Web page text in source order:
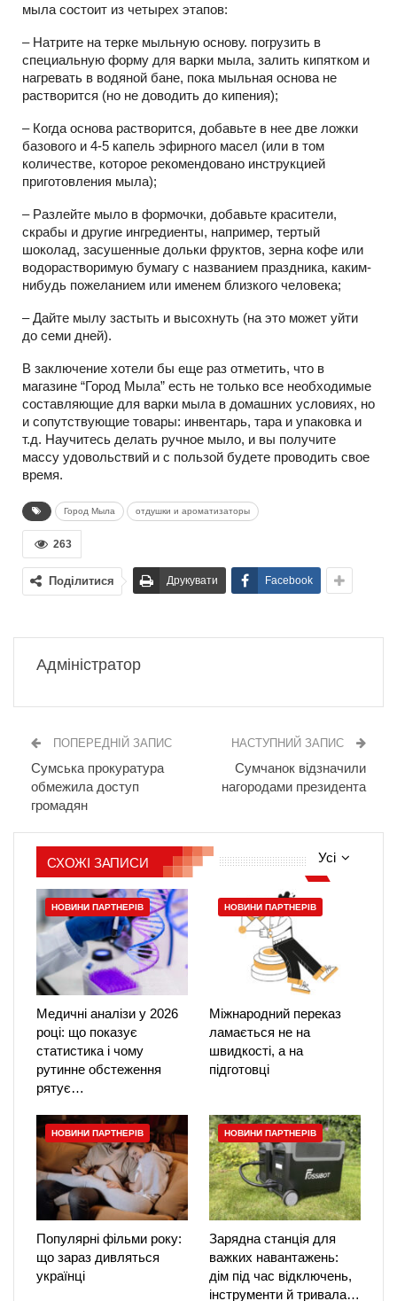
мыла состоит из четырех этапов:
– Натрите на терке мыльную основу. погрузить в
специальную форму для варки мыла, залить кипятком и
нагревать в водяной бане, пока мыльная основа не
растворится (но не доводить до кипения);
– Когда основа растворится, добавьте в нее две ложки
базового и 4-5 капель эфирного масел (или в том
количестве, которое рекомендовано инструкцией
приготовления мыла);
– Разлейте мыло в формочки, добавьте красители,
скрабы и другие ингредиенты, например, тертый
шоколад, засушенные дольки фруктов, зерна кофе или
водорастворимую бумагу с названием праздника, каким-
нибудь пожеланием или именем близкого человека;
– Дайте мылу застыть и высохнуть (на это может уйти
до семи дней).
В заключение хотели бы еще раз отметить, что в
магазине “Город Мыла” есть не только все необходимые
составляющие для варки мыла в домашних условиях, но
и сопутствующие товары: инвентарь, тара и упаковка и
т.д. Научитесь делать ручное мыло, и вы получите
массу удовольствий и с пользой будете проводить свое
время.
Город Мыла отдушки и ароматизаторы
263
Поділитися Друкувати Facebook
Адміністратор
ПОПЕРЕДНІЙ ЗАПИС
Сумська прокуратура
обмежила доступ
громадян
НАСТУПНИЙ ЗАПИС
Сумчанок відзначили
нагородами президента
Усі
СХОЖІ ЗАПИСИ
НОВИНИ ПАРТНЕРІВ
Медичні аналізи у 2026
році: що показує
статистика і чому
рутинне обстеження
рятує…
НОВИНИ ПАРТНЕРІВ
Міжнародний переказ
ламається не на
швидкості, а на
підготовці
НОВИНИ ПАРТНЕРІВ
Популярні фільми року:
що зараз дивляться
українці
НОВИНИ ПАРТНЕРІВ
Зарядна станція для
важких навантажень:
дім під час відключень,
інструменти й тривала…